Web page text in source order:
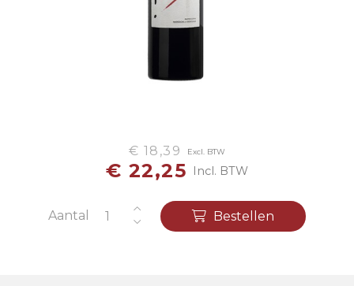
€ 18,39 Excl. BTW
€ 22,25 Incl. BTW
Aantal Bestellen